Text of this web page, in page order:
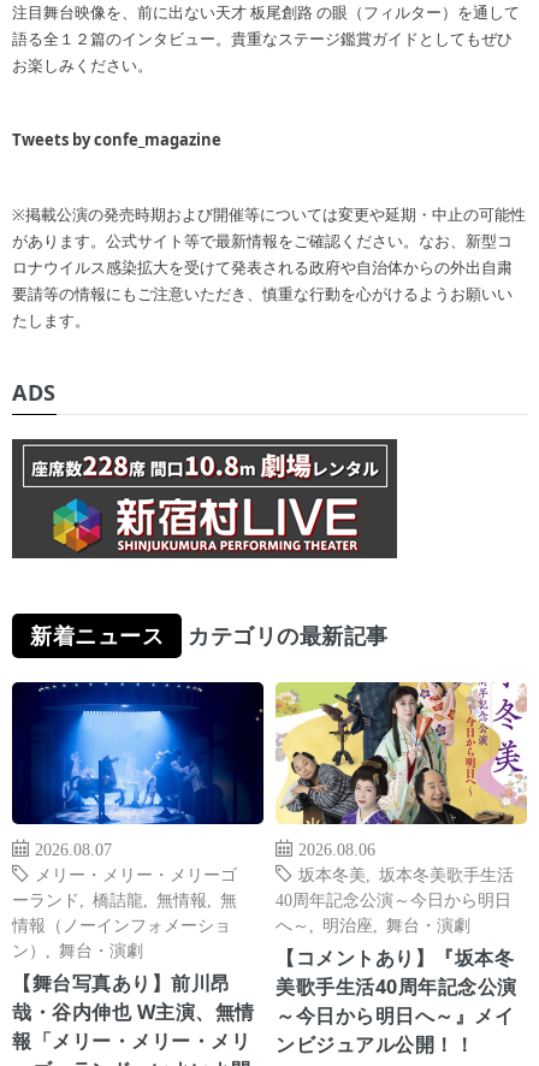
注目舞台映像を、前に出ない天才 板尾創路 の眼（フィルター）を通して
語る全１２篇のインタビュー。貴重なステージ鑑賞ガイドとしてもぜひ
お楽しみください。
Tweets by confe_magazine
※掲載公演の発売時期および開催等については変更や延期・中止の可能性
があります。公式サイト等で最新情報をご確認ください。なお、新型コ
ロナウイルス感染拡大を受けて発表される政府や自治体からの外出自粛
要請等の情報にもご注意いただき、慎重な行動を心がけるようお願いい
たします。
ADS
新着ニュース カテゴリの最新記事
2026.08.07
メリー・メリー・メリーゴ
ーランド
橋詰龍 無情報
無
情報（ノーインフォメーショ
ン）
舞台・演劇
【舞台写真あり】前川昂
哉・谷内伸也 W主演、無情
報「メリー・メリー・メリ
2026.08.06
坂本冬美
坂本冬美歌手生活
40周年記念公演～今日から明日
へ～
明治座 舞台・演劇
【コメントあり】『坂本冬
美歌手生活40周年記念公演
～今日から明日へ～』メイ
ンビジュアル公開！！